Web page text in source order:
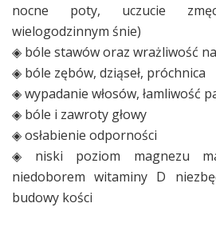
nocne poty, uczucie
wielogodzinnym śnie)
◈ bóle stawów oraz wrażliwość
◈ bóle zębów, dziąseł, próchnica
◈ wypadanie włosów, łamliwość
◈ bóle i zawroty głowy
◈ osłabienie odporności
◈ niski poziom magnezu
niedoborem witaminy D
budowy kości